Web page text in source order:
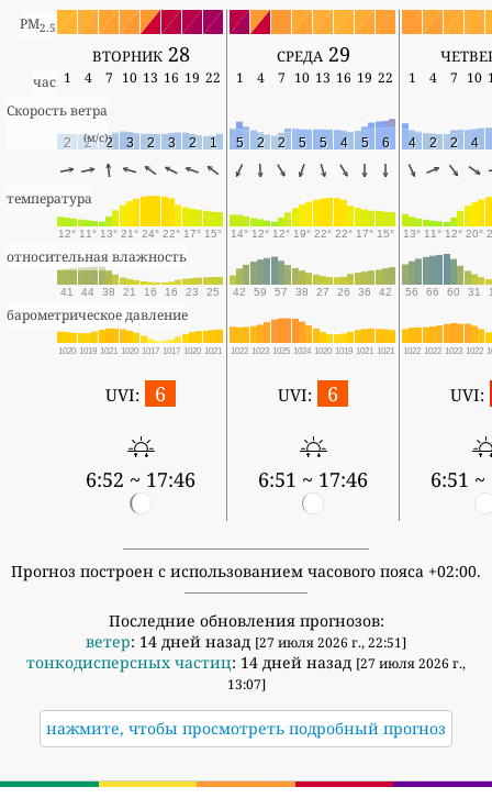
PM2.5
вторник 28 среда 29
час 1 4 7 10 13 16 19 22 1 4 7 10 13 16 19 22 1 4 7 10
Скорость ветра
(м/с)
2 2 2 3 2 3 2 1 5 2 2 5 5 4 5 6 4 2 2 4
температура
12° 11° 13° 21° 24° 22° 17° 15° 14° 12° 12° 19° 22° 22° 17° 15° 13° 11° 12° 20°
относительная влажность
41 44 38 21 16 16 23 25 42 59 57 38 27 26 36 42 56 66 60 31
барометрическое давление
1020 1019 1021 1020 1017 1017 1020 1021 1022 1023 1025 1024 1020 1019 1021 1021 1022 1022 1023 1022
UVI: 6
6:52 ~ 17:46
UVI: 6
6:51 ~ 17:46
UVI:
6:51 ~
Прогноз построен с использованием часового пояса +02:00.
Последние обновления прогнозов:
ветер: 14 дней назад [27 июля 2026 г., 22:51]
тонкодисперсных частиц: 14 дней назад [27 июля 2026 г.,
13:07]
нажмите, чтобы просмотреть подробный прогноз